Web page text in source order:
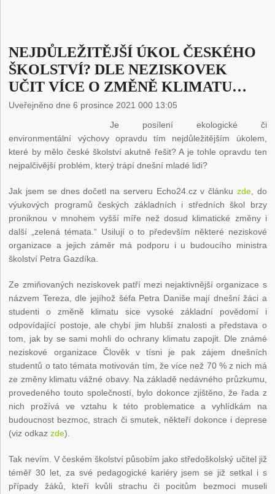
NEJDŮLEŽITĚJŠÍ ÚKOL ČESKÉHO
ŠKOLSTVÍ? DLE NEZISKOVEK
UČIT VÍCE O ZMĚNĚ KLIMATU…
Uveřejněno dne 6 prosince 2021 000 13:05
Je posílení ekologické či
environmentální výchovy opravdu tím nejdůležitějším úkolem,
které by mělo české školství akutně řešit? A je tohle opravdu ten
nejpalčivější problém, který trápí dnešní mladé lidi?
Jak jsem se dnes dočetl na serveru Echo24.cz v článku zde, do
výukových programů českých základních i středních škol brzy
proniknou v mnohem vyšší míře než dosud klimatické změny i
další „zelená témata.“ Usilují o to především některé neziskové
organizace a jejich záměr má podporu i u budoucího ministra
školství Petra Gazdíka.
Ze zmiňovaných neziskovek patří mezi nejaktivnější organizace s
názvem Tereza, dle jejíhož šéfa Petra Daniše mají dnešní žáci a
studenti o změně klimatu sice vysoké základní povědomí i
odpovídající postoje, ale chybí jim hlubší znalosti a představa o
tom, jak by se sami mohli do ochrany klimatu zapojit. Dle známé
neziskové organizace Člověk v tísni je pak zájem dnešních
studentů o tato témata motivován tím, že více než 70 % z nich má
ze změny klimatu vážné obavy. Na základě nedávného průzkumu,
provedeného touto společností, bylo dokonce zjištěno, že řada z
nich prožívá ve vztahu k této problematice a vyhlídkám na
budoucnost bezmoc, strach či smutek, někteří dokonce i deprese
(viz odkazzde).
Tak nevím. V českém školství působím jako středoškolský učitel již
téměř 30 let, za své pedagogické kariéry jsem se již setkal i s
případy žáků, kteří kvůli strachu či pocitům bezmoci museli